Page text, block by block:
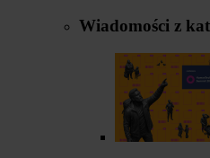
Wiadomości z